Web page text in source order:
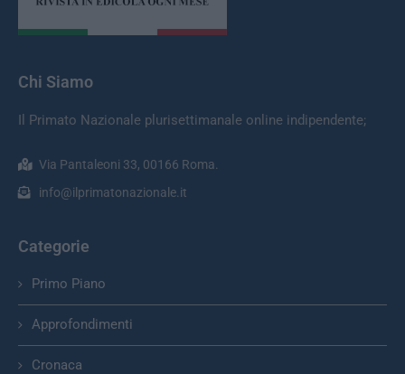
Chi Siamo
Il Primato Nazionale plurisettimanale online indipendente;
Via Pantaleoni 33, 00166 Roma.
info@ilprimatonazionale.it
Categorie
Primo Piano
Approfondimenti
Cronaca